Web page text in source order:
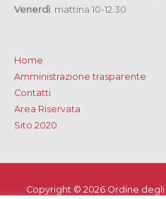
Venerdì: mattina 10-12.30
Home
Amministrazione trasparente
Contatti
Area Riservata
Sito 2020
Copyright © 2026 Ordine